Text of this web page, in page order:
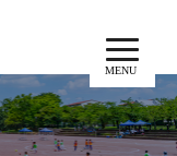
MENU